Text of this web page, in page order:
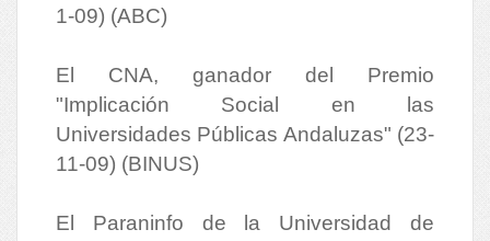
1-09) (ABC)
El CNA, ganador del Premio
"Implicación Social en las
Universidades Públicas Andaluzas" (23-
11-09) (BINUS)
El Paraninfo de la Universidad de